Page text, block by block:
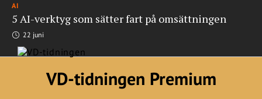
AI
5 AI-verktyg som sätter fart på omsättningen
22 juni
VD-tidningen Premium